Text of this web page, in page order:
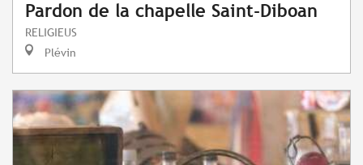
Pardon de la chapelle Saint-Diboan
RELIGIEUS
Plévin